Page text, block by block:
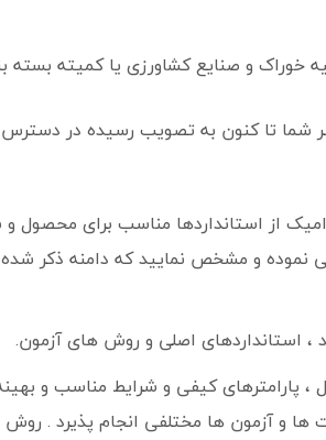
خوراک و صنایع کشاورزی یا کمیته بسته
شما تا کنون به تصویب رسیده در
از استانداردها مناسب برای محصول و
نموده و مشخص نمایید که دامنه ذکر
، استانداردهای اصلی و روش های آزمون.
پارامترهای کیفی و شرایط مناسب و
و آزمون ها مختلفی انجام پذیرد .